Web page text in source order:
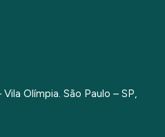
Olímpia. São Paulo – SP,